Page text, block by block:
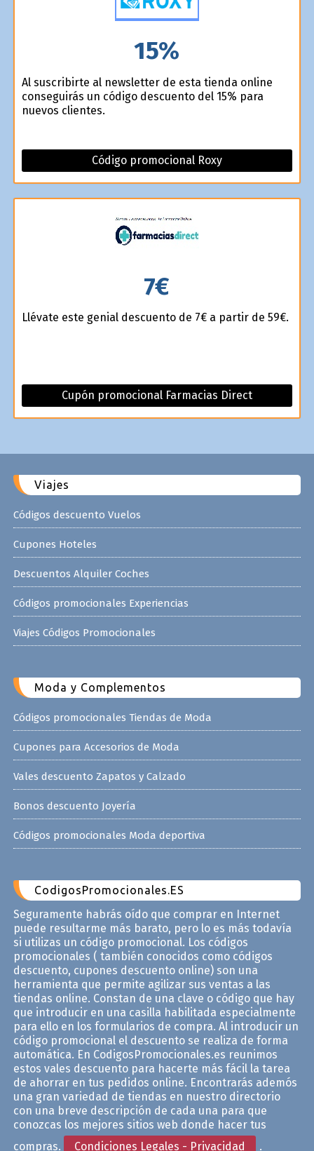
15%
Al suscribirte al newsletter de esta tienda online
conseguirás un código descuento del 15% para
nuevos clientes.
Código promocional Roxy
7€
Llévate este genial descuento de 7€ a partir de 59€.
Cupón promocional Farmacias Direct
Viajes
Códigos descuento Vuelos
Cupones Hoteles
Descuentos Alquiler Coches
Códigos promocionales Experiencias
Viajes Códigos Promocionales
Moda y Complementos
Códigos promocionales Tiendas de Moda
Cupones para Accesorios de Moda
Vales descuento Zapatos y Calzado
Bonos descuento Joyería
Códigos promocionales Moda deportiva
CodigosPromocionales.ES
Seguramente habrás oído que comprar en Internet
puede resultarme más barato, pero lo es más todavía
si utilizas un código promocional. Los códigos
promocionales ( también conocidos como códigos
descuento, cupones descuento online) son una
herramienta que permite agilizar sus ventas a las
tiendas online. Constan de una clave o código que hay
que introducir en una casilla habilitada especialmente
para ello en los formularios de compra. Al introducir un
código promocional el descuento se realiza de forma
automática. En CodigosPromocionales.es reunimos
estos vales descuento para hacerte más fácil la tarea
de ahorrar en tus pedidos online. Encontrarás ademós
una gran variedad de tiendas en nuestro directorio
con una breve descripción de cada una para que
conozcas los mejores sitios web donde hacer tus
compras.
Condiciones Legales - Privacidad .